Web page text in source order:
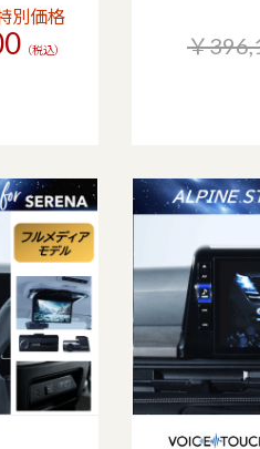
別価格
（税込） ￥